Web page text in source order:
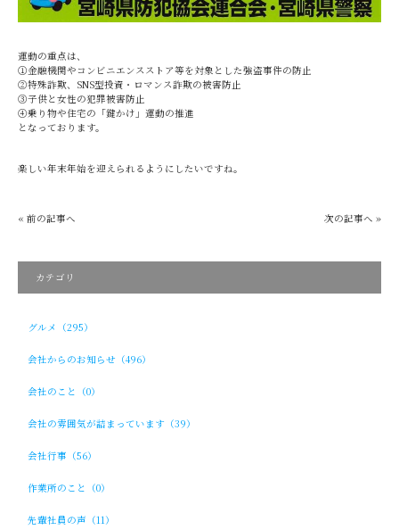
運動の重点は、
➀金融機関やコンビニエンスストア等を対象とした強盗事件の防止
➁特殊詐欺、SNS型投資・ロマンス詐欺の被害防止
➂子供と女性の犯罪被害防止
➃乗り物や住宅の「鍵かけ」運動の推進
となっております。
楽しい年末年始を迎えられるようにしたいですね。
« 前の記事へ 次の記事へ »
カテゴリ
グルメ（295）
会社からのお知らせ（496）
会社のこと（0）
会社の雰囲気が詰まっています（39）
会社行事（56）
作業所のこと（0）
先輩社員の声（11）